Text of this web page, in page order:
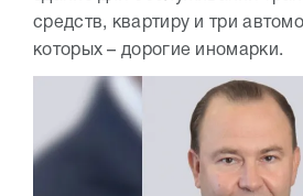
средств, квартиру и три
которых – дорогие иномарки.